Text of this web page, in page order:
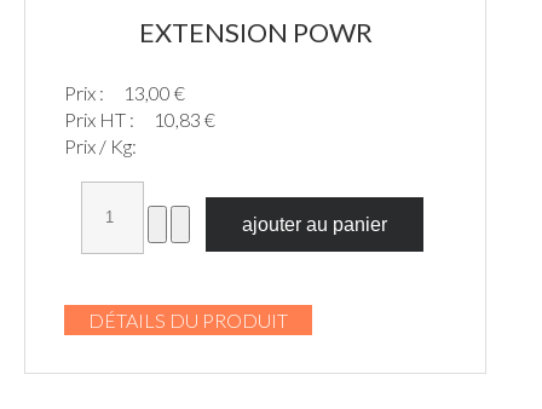
EXTENSION POWR
Prix :
13,00 €
Prix HT :
10,83 €
Prix / Kg:
DÉTAILS DU PRODUIT